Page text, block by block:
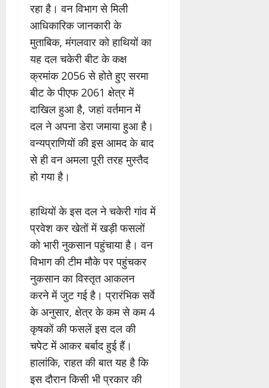
रहा है। वन विभाग से मिली
आधिकारिक जानकारी के
मुताबिक, मंगलवार को हाथियों का
यह दल चकेरी बीट के कक्ष
क्रमांक 2056 से होते हुए सरमा
बीट के पीएफ 2061 क्षेत्र में
दाखिल हुआ है, जहां वर्तमान में
दल ने अपना डेरा जमाया हुआ है।
वन्यप्राणियों की इस आमद के बाद
से ही वन अमला पूरी तरह मुस्तैद
हो गया है।
हाथियों के इस दल ने चकेरी गांव में
प्रवेश कर खेतों में खड़ी फसलों
को भारी नुकसान पहुंचाया है। वन
विभाग की टीम मौके पर पहुंचकर
नुकसान का विस्तृत आकलन
करने में जुट गई है। प्रारंभिक सर्वे
के अनुसार, क्षेत्र के कम से कम 4
कृषकों की फसलें इस दल की
चपेट में आकर बर्बाद हुई हैं।
हालांकि, राहत की बात यह है कि
इस दौरान किसी भी प्रकार की